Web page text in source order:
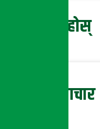
प्रतिक्रिया दिनुहोस्
सम्बन्धित समाचार